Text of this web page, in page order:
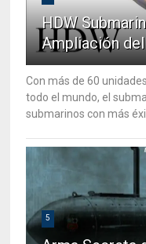
HDW
Ampliación
Con más de 60
todo el mundo, el
submarinos con más
5